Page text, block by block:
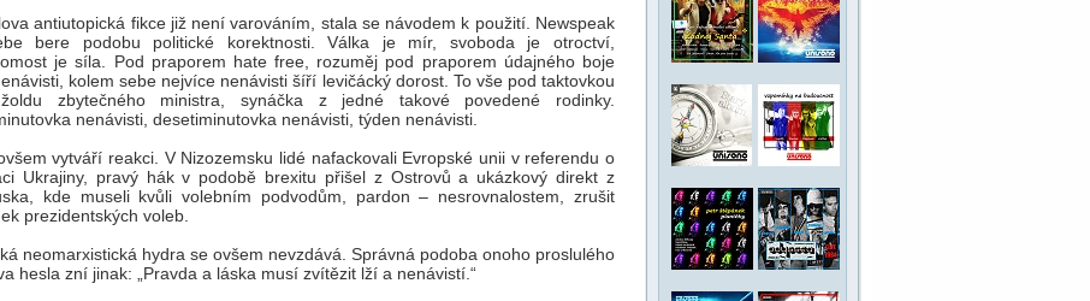
antiutopická fikce již není varováním, stala se návodem k použití. Newspeak
bere podobu politické korektnosti. Válka je mír, svoboda je otroctví,
je síla. Pod praporem hate free, rozuměj pod praporem údajného boje
kolem sebe nejvíce nenávisti šíří levičácký dorost. To vše pod taktovkou
zbytečného ministra, synáčka z jedné takové povedené rodinky.
nenávisti, desetiminutovka nenávisti, týden nenávisti.
vytváří reakci. V Nizozemsku lidé nafackovali Evropské unii v referendu o
Ukrajiny, pravý hák v podobě brexitu přišel z Ostrovů a ukázkový direkt z
kde museli kvůli volebním podvodům, pardon – nesrovnalostem, zrušit
prezidentských voleb.
neomarxistická hydra se ovšem nevzdává. Správná podoba onoho proslulého
hesla zní jinak: „Pravda a láska musí zvítězit lží a nenávistí.“